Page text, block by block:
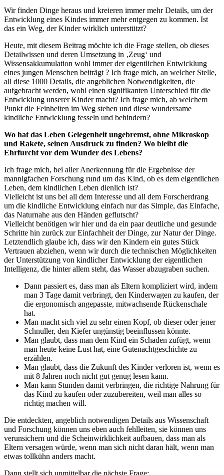
Wir finden Dinge heraus und kreieren immer mehr Details, um der
Entwicklung eines Kindes immer mehr entgegen zu kommen. Ist
das ein Weg, der Kinder wirklich unterstützt?
Heute, mit diesem Beitrag möchte ich die Frage stellen, ob dieses
Detailwissen und deren Umsetzung in ‚Zeug‘ und
Wissensakkumulation wohl immer der eigentlichen Entwicklung
eines jungen Menschen beiträgt ? Ich frage mich, an welcher Stelle,
all diese 1000 Details, die angeblichen Notwendigkeiten, die
aufgebracht werden, wohl einen signifikanten Unterschied für die
Entwicklung unserer Kinder macht? Ich frage mich, ab welchem
Punkt die Feinheiten im Weg stehen und diese wundersame
kindliche Entwicklung fesseln und behindern?
Wo hat das Leben Gelegenheit ungebremst, ohne Mikroskop
und Rakete, seinen Ausdruck zu finden? Wo bleibt die
Ehrfurcht vor dem Wunder des Lebens?
Ich frage mich, bei aller Anerkennung für die Ergebnisse der
mannigfachen Forschung rund um das Kind, ob es dem eigentlichen
Leben, dem kindlichen Leben dienlich ist?
Vielleicht ist uns bei all dem Interesse und all dem Forscherdrang
um die kindliche Entwicklung einfach nur das Simple, das Einfache,
das Naturnahe aus den Händen geflutscht?
Vielleicht benötigen wir hier und da ein paar deutliche und gesunde
Schritte hin zurück zur Einfachheit der Dinge, zur Natur der Dinge.
Letztendlich glaube ich, dass wir den Kindern ein gutes Stück
Vertrauen abziehen, wenn wir durch die technischen Möglichkeiten
der Unterstützung von kindlicher Entwicklung der eigentlichen
Intelligenz, die hinter allem steht, das Wasser abzugraben suchen.
Dann passiert es, dass man als Eltern kompliziert wird, indem
man 3 Tage damit verbringt, den Kinderwagen zu kaufen, der
die ergonomisch angepasste, mitwachsende Rückenschale
hat.
Man macht sich viel zu sehr einen Kopf, ob dieser oder jener
Schnuller, den Kiefer ungünstig beeinflussen könnte.
Man glaubt, dass man dem Kind ein Schaden zufügt, wenn
man heute keine Lust hat, eine Gutenachtgeschichte zu
erzählen.
Man glaubt, dass die Zukunft des Kinder verloren ist, wenn es
mit 8 Jahren noch nicht gut genug lesen kann.
Man kann Stunden damit verbringen, die richtige Nahrung für
das Kind zu kaufen oder zuzubereiten, weil man alles so
richtig machen will.
Die entdeckten, angeblich notwendigen Details aus Wissenschaft
und Forschung können uns eben auch fehlleiten, sie können uns
verunsichern und die Scheinwirklichkeit aufbauen, dass man als
Eltern versagen würde, wenn man sich nicht daran hält, wenn man
etwas tollkühn anders macht.